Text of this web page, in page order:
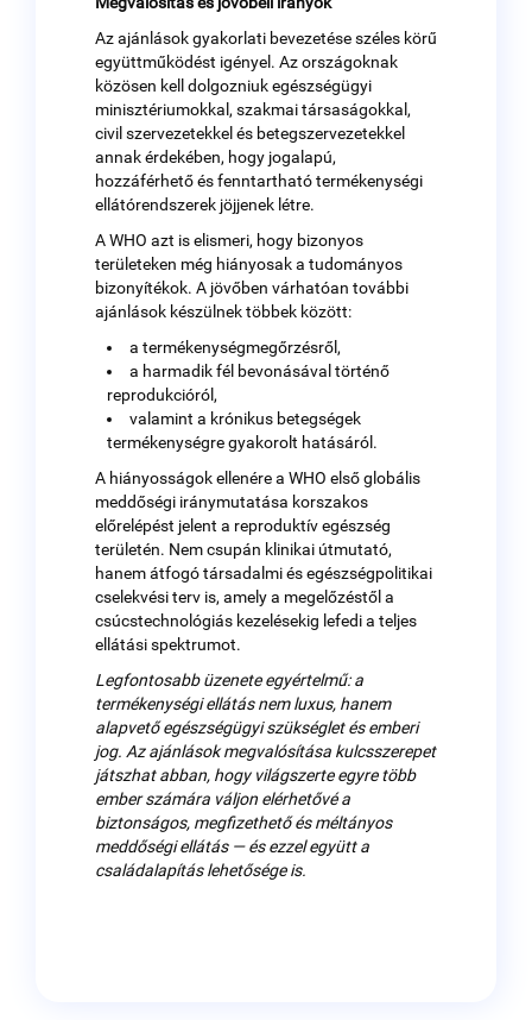
Az ajánlások gyakorlati bevezetése széles körű
együttműködést igényel. Az országoknak
közösen kell dolgozniuk egészségügyi
minisztériumokkal, szakmai társaságokkal,
civil szervezetekkel és betegszervezetekkel
annak érdekében, hogy jogalapú,
hozzáférhető és fenntartható termékenységi
ellátórendszerek jöjjenek létre.
A WHO azt is elismeri, hogy bizonyos
területeken még hiányosak a tudományos
bizonyítékok. A jövőben várhatóan további
ajánlások készülnek többek között:
a termékenységmegőrzésről,
a harmadik fél bevonásával történő
reprodukcióról,
valamint a krónikus betegségek
termékenységre gyakorolt hatásáról.
A hiányosságok ellenére a WHO első globális
meddőségi iránymutatása korszakos
előrelépést jelent a reproduktív egészség
területén. Nem csupán klinikai útmutató,
hanem átfogó társadalmi és egészségpolitikai
cselekvési terv is, amely a megelőzéstől a
csúcstechnológiás kezelésekig lefedi a teljes
ellátási spektrumot.
Legfontosabb üzenete egyértelmű: a
termékenységi ellátás nem luxus, hanem
alapvető egészségügyi szükséglet és emberi
jog. Az ajánlások megvalósítása kulcsszerepet
játszhat abban, hogy világszerte egyre több
ember számára váljon elérhetővé a
biztonságos, megfizethető és méltányos
meddőségi ellátás — és ezzel együtt a
családalapítás lehetősége is.